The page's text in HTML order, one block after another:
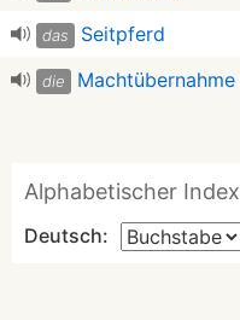
das Seitpferd
die Machtübernahme
Alphabetischer Index
Deutsch: